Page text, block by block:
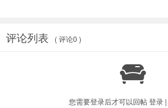
评论列表 ( 评论0 )

您需要登录后才可以回帖登录 |